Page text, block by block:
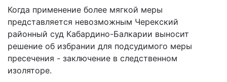
Когда применение более мягкой меры
представляется невозможным Черекский
районный суд Кабардино-Балкарии выносит
решение об избрании для подсудимого меры
пресечения - заключение в следственном
изоляторе.